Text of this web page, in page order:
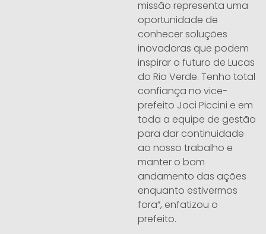
missão representa uma
oportunidade de
conhecer soluções
inovadoras que podem
inspirar o futuro de Lucas
do Rio Verde. Tenho total
confiança no vice-
prefeito Joci Piccini e em
toda a equipe de gestão
para dar continuidade
ao nosso trabalho e
manter o bom
andamento das ações
enquanto estivermos
fora”, enfatizou o
prefeito.